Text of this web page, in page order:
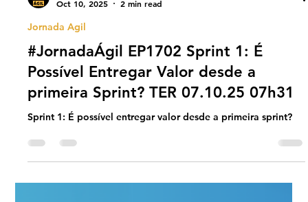
Universo Ágil (interno)
Oct 10, 2025
2 min read
Jornada Agil
#JornadaÁgil EP1702 Sprint 1: É
Possível Entregar Valor desde a
primeira Sprint? TER 07.10.25 07h31